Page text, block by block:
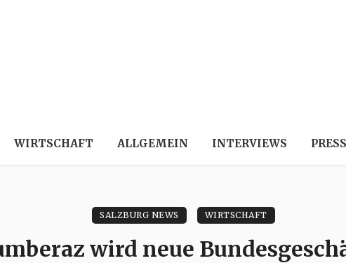
WIRTSCHAFT ALLGEMEIN INTERVIEWS
SALZBURG NEWS WIRTSCHAFT
wird neue